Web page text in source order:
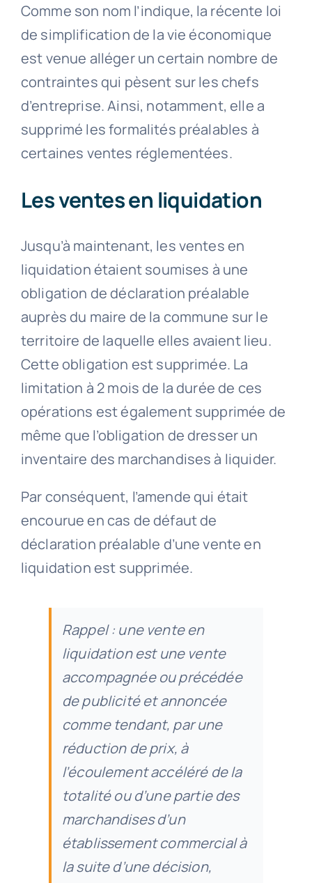
Comme son nom l’indique, la récente loi
de simplification de la vie économique
est venue alléger un certain nombre de
contraintes qui pèsent sur les chefs
d’entreprise. Ainsi, notamment, elle a
supprimé les formalités préalables à
certaines ventes réglementées.
Les ventes en liquidation
Jusqu’à maintenant, les ventes en
liquidation étaient soumises à une
obligation de déclaration préalable
auprès du maire de la commune sur le
territoire de laquelle elles avaient lieu.
Cette obligation est supprimée. La
limitation à 2 mois de la durée de ces
opérations est également supprimée de
même que l’obligation de dresser un
inventaire des marchandises à liquider.
Par conséquent, l’amende qui était
encourue en cas de défaut de
déclaration préalable d’une vente en
liquidation est supprimée.
Rappel : une vente en
liquidation est une vente
accompagnée ou précédée
de publicité et annoncée
comme tendant, par une
réduction de prix, à
l’écoulement accéléré de la
totalité ou d’une partie des
marchandises d’un
établissement commercial à
la suite d’une décision,